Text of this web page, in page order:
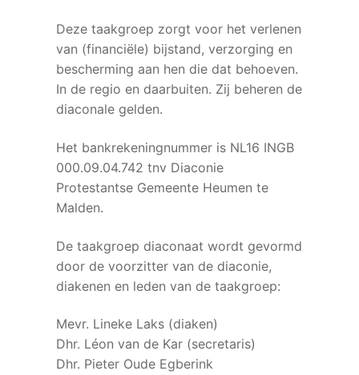
Deze taakgroep zorgt voor het verlenen
van (financiële) bijstand, verzorging en
bescherming aan hen die dat behoeven.
In de regio en daarbuiten. Zij beheren de
diaconale gelden.
Het bankrekeningnummer is NL16 INGB
000.09.04.742 tnv Diaconie
Protestantse Gemeente Heumen te
Malden.
De taakgroep diaconaat wordt gevormd
door de voorzitter van de diaconie,
diakenen en leden van de taakgroep:
Mevr. Lineke Laks (diaken)
Dhr. Léon van de Kar (secretaris)
Dhr. Pieter Oude Egberink